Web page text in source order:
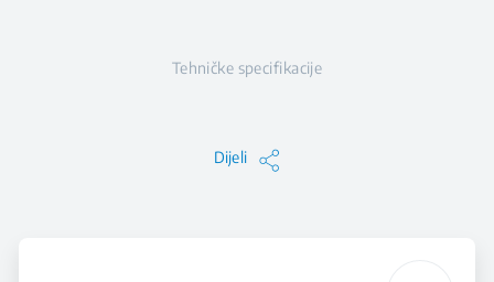
Tehničke specifikacije
Dijeli